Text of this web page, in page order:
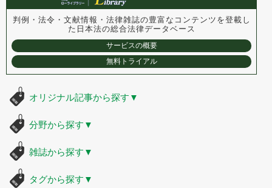
判例・法令・文献情報・法律雑誌の豊富なコンテンツを登載し
た 日本法の総合法律データベース
サービスの概要
無料トライアル
オリジナル記事から探す ▼
分野から探す ▼
雑誌から探す ▼
タグから探す ▼